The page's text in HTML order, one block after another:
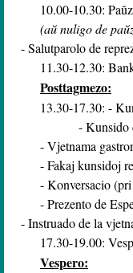
10.00-10.30:
(aŭ nuligo de
- Salutparolo de
11.30-12.30:
Posttagmezo:
13.30-17.30: -
- Kunsido
- Vjetnama
- Fakaj kunsidoj
- Konversacio
- Prezento de
- Instruado de la
17.30-19.00:
Vespero: